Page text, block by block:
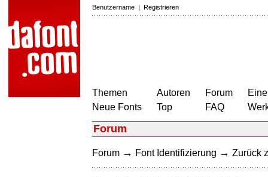
Benutzername | Registrieren
Themen
Neue Fonts
Autoren
Top
Forum
FAQ
Forum
Forum → Font Identifizierung → Zurück